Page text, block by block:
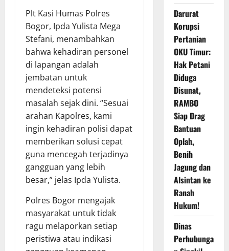
Plt Kasi Humas Polres
Bogor, Ipda Yulista Mega
Stefani, menambahkan
bahwa kehadiran personel
di lapangan adalah
jembatan untuk
mendeteksi potensi
masalah sejak dini. “Sesuai
arahan Kapolres, kami
ingin kehadiran polisi dapat
memberikan solusi cepat
guna mencegah terjadinya
gangguan yang lebih
besar,” jelas Ipda Yulista.
Polres Bogor mengajak
masyarakat untuk tidak
ragu melaporkan setiap
peristiwa atau indikasi
Darurat
Korupsi
Pertanian
OKU Timur:
Hak Petani
Diduga
Disunat,
RAMBO
Siap Drag
Bantuan
Oplah,
Benih
Jagung dan
Alsintan ke
Ranah
Hukum!
Dinas
Perhubunga